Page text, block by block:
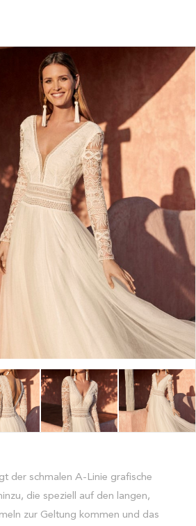
der schmalen A-Linie grafische
die speziell auf den langen,
zur Geltung kommen und das